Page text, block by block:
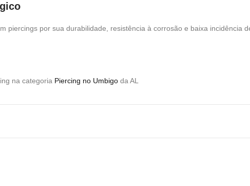
piercings por sua durabilidade, resistência à corrosão e baixa
na categoria Piercing no Umbigo da AL